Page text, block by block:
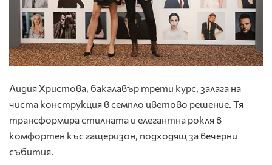
Лидия Христова, бакалавър трети курс, залага на
чиста конструкция в семпло цветово решение. Тя
трансформира стилната и елегантна рокля в
комфортен къс гащеризон, подходящ за вечерни
събития.